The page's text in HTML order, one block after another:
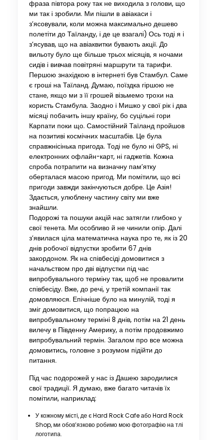
фраза півтора року так не виходила з голови, що
ми так і зробили. Ми пішли в авіакаси і
з’ясовували, коли можна максимально дешево
полетіти до Таїланду, і де це взагалі) Ось тоді я і
з’ясував, що на авіаквитки бувають акції. До
вильоту було ще більше трьох місяців, я ночами
сидів і вивчав повітряні маршрути та тарифи.
Першою знахідкою в інтернеті був Стамбул. Саме
є гроші на Таїланд. Думаю, поїздка гіршою не
стане, якщо ми з її грошей візьмемо трохи на
користь Стамбула. Заодно і Мишко у свої рік і два
місяці побачить іншу країну, бо суцільні гори
Карпати поки що. Самостійний Таїланд пройшов
на позитиві космічних масштабів. Це була
справжнісінька пригода. Тоді не було ні GPS, ні
електронних офлайн-карт, ні гаджетів. Кожна
спроба потрапити на визначну пам’ятку
оберталася масою пригод. Ми помітили, що всі
пригоди завжди закінчуються добре. Це Азія!
Здається, улюблену частину світу ми вже
знайшли.
Подорожі та пошуки акцій нас затягли глибоко у
свої тенета. Ми особливо й не чинили опір. Далі
з’явилася ціла математична наука про те, як із 20
днів робочої відпустки зробити 67 днів
закордоном. Як на співбесіді домовитися з
начальством про дві відпустки під час
випробувального терміну так, щоб не провалити
співбесіду. Вже, до речі, у третій компанії так
домовляюся. Епічніше було на минулій, тоді я
зміг домовитися, що попрацюю на
випробувальному терміні 8 днів, потім на 21 день
вилечу в Південну Америку, а потім продовжимо
випробувальний термін. Загалом про все можна
домовитись, головне з розумом підійти до
питання.
Під час подорожей у нас із Дашею зародилися
свої традиції. Я думаю, вже багато читачів їх
помітили, наприклад:
У кожному місті, де є Hard Rock Cafe або Hard Rock
Shop, ми обов’язково робимо мою фотографію на тлі
логотипа.